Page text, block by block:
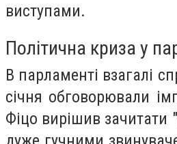
виступами.
Політична криза у
В парламенті взагалі
січня обговорювали
Фіцо вирішив зачитати